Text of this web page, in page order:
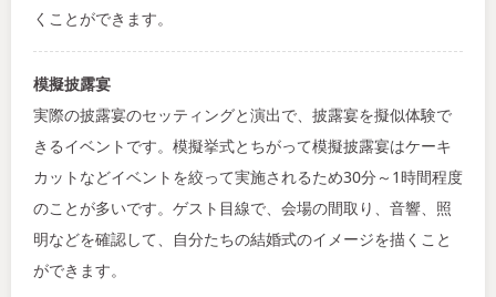
くことができます。
模擬披露宴
実際の披露宴のセッティングと演出で、披露宴を擬似体験で
きるイベントです。模擬挙式とちがって模擬披露宴はケーキ
カットなどイベントを絞って実施されるため30分～1時間程度
のことが多いです。ゲスト目線で、会場の間取り、音響、照
明などを確認して、自分たちの結婚式のイメージを描くこと
ができます。